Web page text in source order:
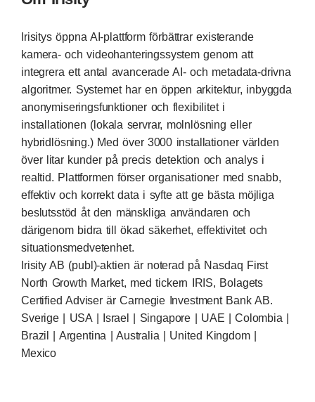
Irisitys öppna AI-plattform förbättrar existerande
kamera- och videohanteringssystem genom att
integrera ett antal avancerade AI- och metadata-drivna
algoritmer. Systemet har en öppen arkitektur, inbyggda
anonymiseringsfunktioner och flexibilitet i
installationen (lokala servrar, molnlösning eller
hybridlösning.) Med över 3000 installationer världen
över litar kunder på precis detektion och analys i
realtid. Plattformen förser organisationer med snabb,
effektiv och korrekt data i syfte att ge bästa möjliga
beslutsstöd åt den mänskliga användaren och
därigenom bidra till ökad säkerhet, effektivitet och
situationsmedvetenhet.
Irisity AB (publ)-aktien är noterad på Nasdaq First
North Growth Market, med tickern IRIS, Bolagets
Certified Adviser är Carnegie Investment Bank AB.
Sverige | USA | Israel | Singapore | UAE | Colombia |
Brazil | Argentina | Australia | United Kingdom |
Mexico